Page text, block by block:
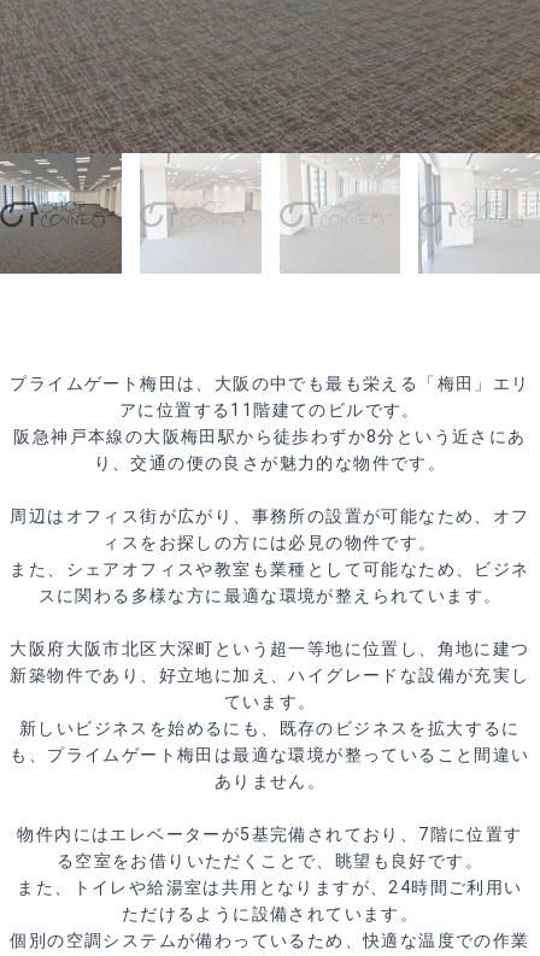
プライムゲート梅田は、大阪の中でも最も栄える「梅田」エリ
アに位置する11階建てのビルです。
阪急神戸本線の大阪梅田駅から徒歩わずか8分という近さにあ
り、交通の便の良さが魅力的な物件です。
周辺はオフィス街が広がり、事務所の設置が可能なため、オフ
ィスをお探しの方には必見の物件です。
また、シェアオフィスや教室も業種として可能なため、ビジネ
スに関わる多様な方に最適な環境が整えられています。
大阪府大阪市北区大深町という超一等地に位置し、角地に建つ
新築物件であり、好立地に加え、ハイグレードな設備が充実し
ています。
新しいビジネスを始めるにも、既存のビジネスを拡大するに
も、プライムゲート梅田は最適な環境が整っていること間違い
ありません。
物件内にはエレベーターが5基完備されており、7階に位置す
る空室をお借りいただくことで、眺望も良好です。
また、トイレや給湯室は共用となりますが、24時間ご利用い
ただけるように設備されています。
個別の空調システムが備わっているため、快適な温度での作業